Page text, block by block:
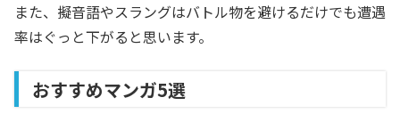
また、擬音語やスラングはバトル物を避けるだけでも遭遇
率はぐっと下がると思います。
おすすめマンガ5選